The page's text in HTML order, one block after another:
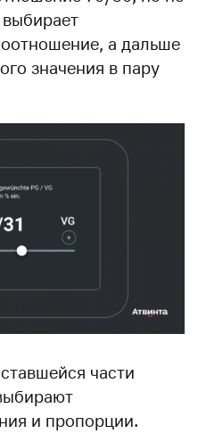
а дальше
значения в пару
части
и пропорции.